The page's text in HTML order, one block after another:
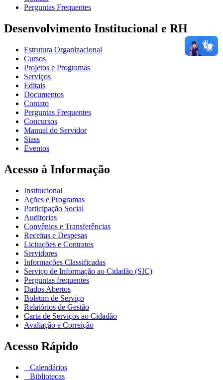
Perguntas Frequentes
Desenvolvimento Institucional e RH
Estrutura Organizacional
Cursos
Projetos e Programas
Serviços
Editais
Documentos
Contato
Perguntas Frequentes
Concursos
Manual do Servidor
Siass
Eventos
Acesso à Informação
Institucional
Ações e Programas
Participação Social
Auditorias
Convênios e Transferências
Receitas e Despesas
Licitações e Contratos
Servidores
Informações Classificadas
Serviço de Informação ao Cidadão (SIC)
Perguntas frequentes
Dados Abertos
Boletim de Serviço
Relatórios de Gestão
Carta de Serviços ao Cidadão
Avaliação e Correição
Acesso Rápido
Calendários
Bibliotecas